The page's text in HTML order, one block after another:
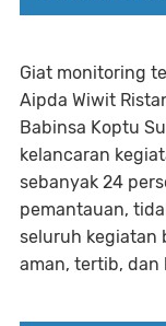
Giat monitoring
Aipda Wiwit
Babinsa Koptu
kelancaran
sebanyak 24
pemantauan,
seluruh kegiatan
aman, tertib, dan